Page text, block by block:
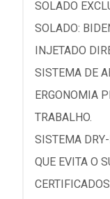
SOLADO
SOLADO:
INJETADO
SISTEMA DE
ERGONOMIA
TRABALHO.
SISTEMA
QUE EVITA O